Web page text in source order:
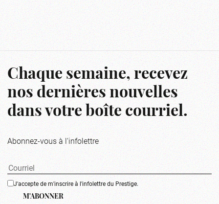
Chaque semaine, recevez
nos dernières nouvelles
dans votre boîte courriel.
Abonnez-vous à l'infolettre
J'accepte de m'inscrire à l'infolettre du Prestige.
M'ABONNER